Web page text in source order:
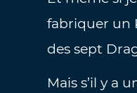
fabriquer un
des sept
Mais s’il y a